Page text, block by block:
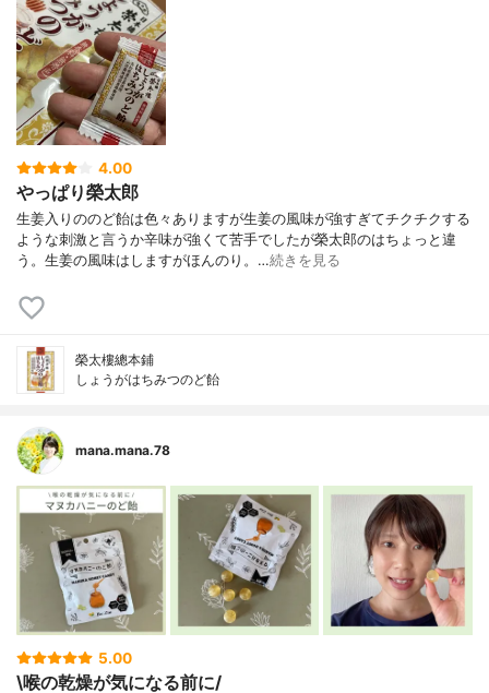
4.00
やっぱり榮太郎
生姜入りののど飴は色々ありますが生姜の風味が強すぎてチクチクする
ような刺激と言うか辛味が強くて苦手でしたが榮太郎のはちょっと違
う。生姜の風味はしますがほんのり。…続きを見る
榮太樓總本鋪
しょうがはちみつのど飴
mana.mana.78
5.00
\喉の乾燥が気になる前に/